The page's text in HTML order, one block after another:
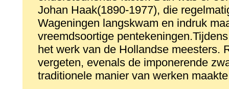
Johan Haak(1890-1977), die
Wageningen langskwam en indruk
vreemdsoortige
het werk van de Hollandse meesters.
vergeten, evenals de imponerende
traditionele manier van werken